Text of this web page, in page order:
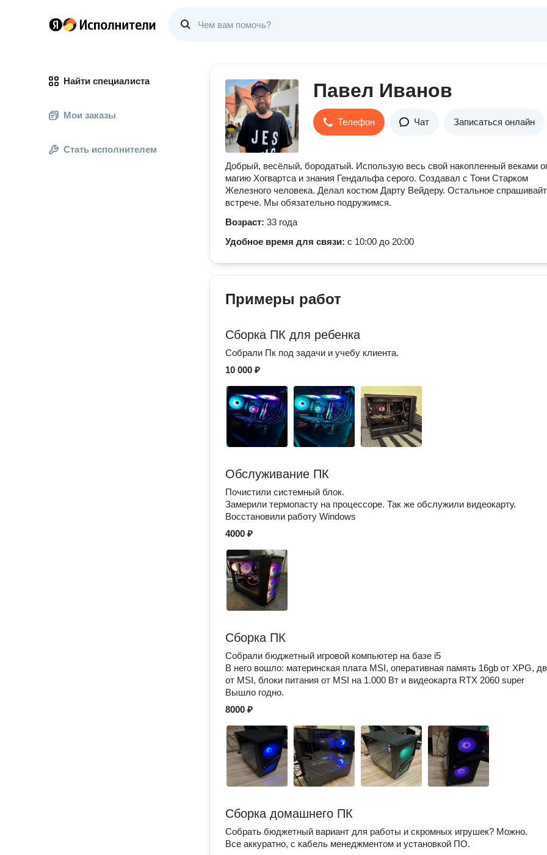
Найти специалиста
Мои заказы
Стать исполнителем
Павел Иванов
Телефон Чат Записаться онлайн
Добрый, весёлый, бородатый. Использую весь свой накопленный веками
магию Хогвартса и знания Гендальфа серого. Создавал с Тони Старком
Железного человека. Делал костюм Дарту Вейдеру. Остальное
встрече. Мы обязательно подружимся.
Возраст: 33 года
Удобное время для связи: с 10:00 до 20:00
Примеры работ
Сборка ПК для ребенка
Собрали Пк под задачи и учебу клиента.
10 000 ₽
Обслуживание ПК
Почистили системный блок.
Замерили термопасту на процессоре. Так же обслужили видеокарту.
Восстановили работу Windows
4000 ₽
Сборка ПК
Собрали бюджетный игровой компьютер на базе i5
В него вошло: материнская плата MSI, оперативная память 16gb от XPG,
от MSI, блоки питания от MSI на 1.000 Вт и видеокарта RTX 2060 super
Вышло годно.
8000 ₽
Сборка домашнего ПК
Собрать бюджетный вариант для работы и скромных игрушек? Можно.
Все аккуратно, с кабель менеджментом и установкой ПО.